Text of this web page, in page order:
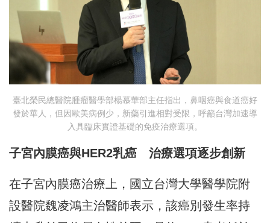
臺北榮民總醫院腫瘤醫學部楊慕華部主任指出，鼻咽癌與食道癌好
發於華人，但因歐美病例少，新藥引進相對受限，呼籲台灣加速導
入具臨床實證基礎的免疫治療選項。
子宮內膜癌與HER2乳癌 治療選項逐步創新
在子宮內膜癌治療上，國立台灣大學醫學院附
設醫院魏凌鴻主治醫師表示，該癌別發生率持